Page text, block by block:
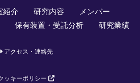
紹介 研究内容
メンバー
保有装置・受託分析 研究業績
アクセス・連絡先
ッキーポリシー